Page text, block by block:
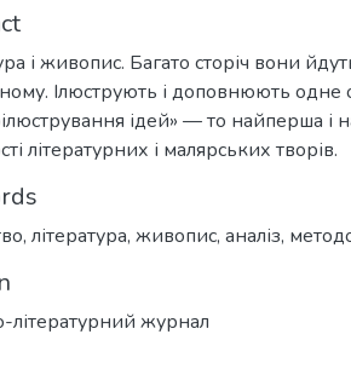
і живопис. Багато сторіч вони
Ілюструють і доповнюють одне
ідей» — то найперша і
літературних і малярських творів.
, література, живопис, аналіз,
літературний журнал